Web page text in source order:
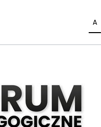
A